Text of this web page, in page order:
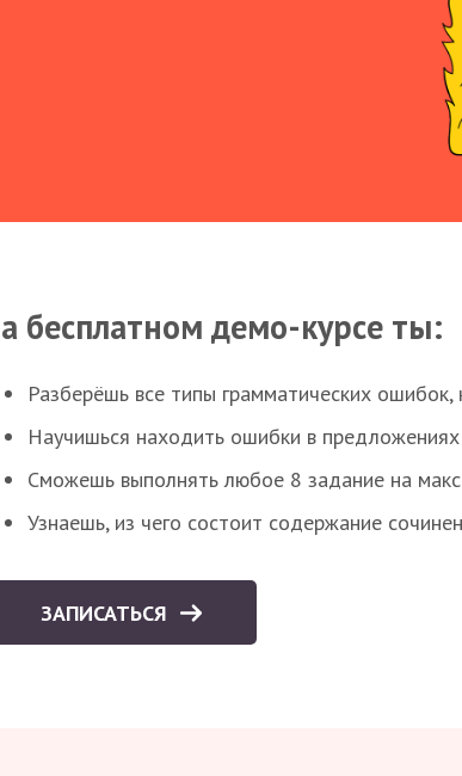
бесплатном демо-курсе ты:
Разберёшь все типы грамматических ошибок,
Научишься находить ошибки в
Сможешь выполнять любое 8 задание на
Узнаешь, из чего состоит содержание
ЗАПИСАТЬСЯ